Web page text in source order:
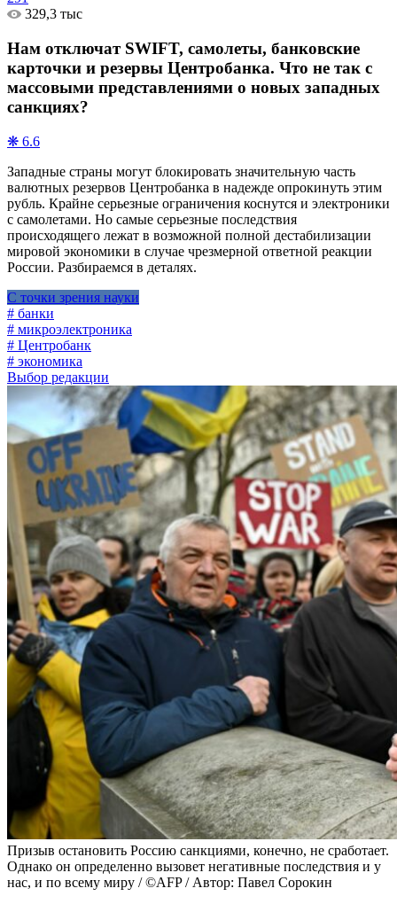
329,3 тыс
Нам отключат SWIFT, самолеты, банковские
карточки и резервы Центробанка. Что не так с
массовыми представлениями о новых западных
санкциях?
❋ 6.6
Западные страны могут блокировать значительную часть
валютных резервов Центробанка в надежде опрокинуть этим
рубль. Крайне серьезные ограничения коснутся и электроники
с самолетами. Но самые серьезные последствия
происходящего лежат в возможной полной дестабилизации
мировой экономики в случае чрезмерной ответной реакции
России. Разбираемся в деталях.
С точки зрения науки
# банки
# микроэлектроника
# Центробанк
# экономика
Выбор редакции
Призыв остановить Россию санкциями, конечно, не сработает.
Однако он определенно вызовет негативные последствия и у
нас, и по всему миру / ©AFP / Автор: Павел Сорокин